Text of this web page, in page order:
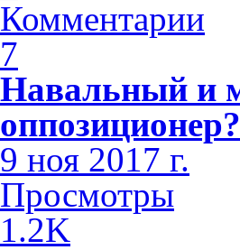
Комментарии
7
Навальный и
оппозиционер?
9 ноя 2017 г.
Просмотры
1.2K